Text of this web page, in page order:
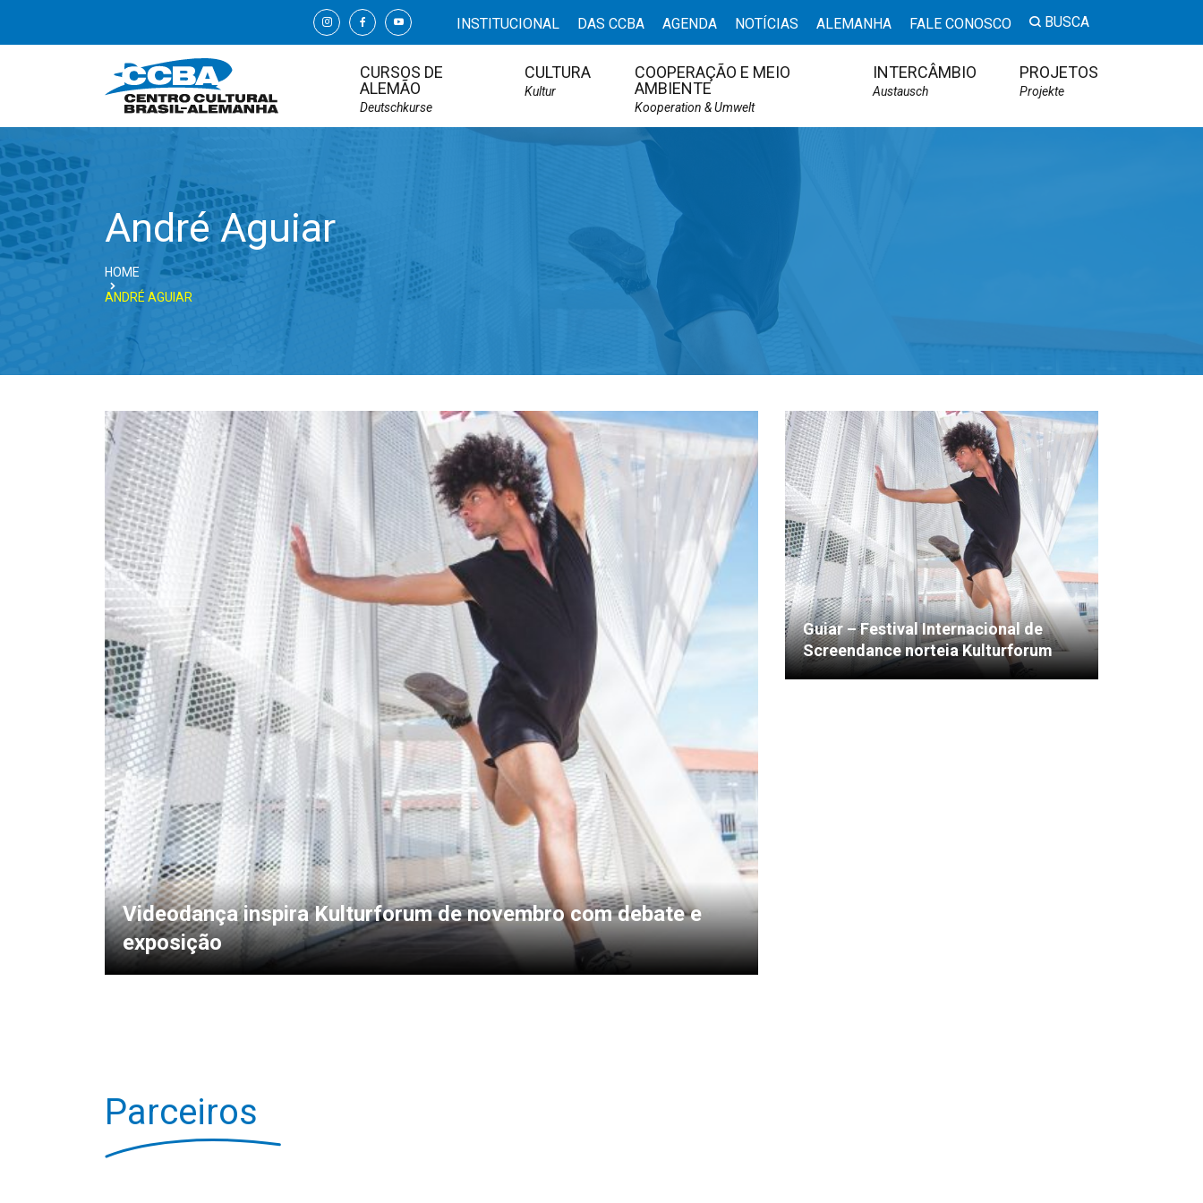
INSTITUCIONAL DAS CCBA AGENDA NOTÍCIAS ALEMANHA FALE CONOSCO BUSCA
CURSOS DE
ALEMÃO
Deutschkurse
CULTURA
Kultur
COOPERAÇÃO E MEIO
AMBIENTE
Kooperation & Umwelt
INTERCÂMBIO
Austausch
PROJETOS
Projekte
André Aguiar
HOME
ANDRÉ AGUIAR
Videodança inspira Kulturforum de novembro com debate e
exposição
Guiar – Festival Internacional de
Screendance norteia Kulturforum
Parceiros